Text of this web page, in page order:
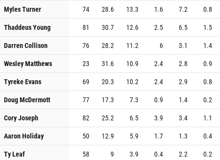
Myles Turner
74 28.6 13.3 1.6 7.2
0.8
Thaddeus Young
81 30.7 12.6 2.5 6.5
1.5
Darren Collison
76 28.2 11.2 6 3.1
1.4
Wesley Matthews
23 31.6 10.9 2.4 2.8
0.9
Tyreke Evans
69 20.3 10.2 2.4 2.9
0.8
Doug McDermott
77 17.3 7.3 0.9 1.4
0.2
Cory Joseph
82 25.2 6.5 3.9 3.4
1.1
Aaron Holiday
50 12.9 5.9 1.7 1.3
0.4
Ty Leaf
58 9 3.9 0.4 2.2
0.2